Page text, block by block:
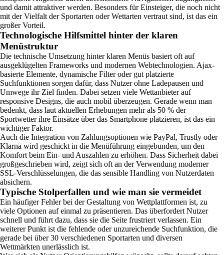
und damit attraktiver werden. Besonders für Einsteiger, die noch nicht
mit der Vielfalt der Sportarten oder Wettarten vertraut sind, ist das ein
großer Vorteil.
Technologische Hilfsmittel hinter der klaren
Menüstruktur
Die technische Umsetzung hinter klaren Menüs basiert oft auf
ausgeklügelten Frameworks und modernen Webtechnologien. Ajax-
basierte Elemente, dynamische Filter oder gut platzierte
Suchfunktionen sorgen dafür, dass Nutzer ohne Ladepausen und
Umwege ihr Ziel finden. Dabei setzen viele Wettanbieter auf
responsive Designs, die auch mobil überzeugen. Gerade wenn man
bedenkt, dass laut aktuellen Erhebungen mehr als 50 % der
Sportwetter ihre Einsätze über das Smartphone platzieren, ist das ein
wichtiger Faktor.
Auch die Integration von Zahlungsoptionen wie PayPal, Trustly oder
Klarna wird geschickt in die Menüführung eingebunden, um den
Komfort beim Ein- und Auszahlen zu erhöhen. Dass Sicherheit dabei
großgeschrieben wird, zeigt sich oft an der Verwendung moderner
SSL-Verschlüsselungen, die das sensible Handling von Nutzerdaten
absichern.
Typische Stolperfallen und wie man sie vermeidet
Ein häufiger Fehler bei der Gestaltung von Wettplattformen ist, zu
viele Optionen auf einmal zu präsentieren. Das überfordert Nutzer
schnell und führt dazu, dass sie die Seite frustriert verlassen. Ein
weiterer Punkt ist die fehlende oder unzureichende Suchfunktion, die
gerade bei über 30 verschiedenen Sportarten und diversen
Wettmärkten unerlässlich ist.